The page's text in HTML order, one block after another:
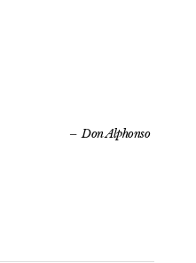
Don Alphonso